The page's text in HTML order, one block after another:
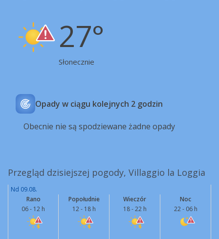
27°
Słonecznie
Opady w ciągu kolejnych 2 godzin
Obecnie nie są spodziewane żadne opady
Przegląd dzisiejszej pogody, Villaggio la Loggia
Nd 09.08.
Rano
06 - 12 h
Popołudnie
12 - 18 h
Wieczór
18 - 22 h
Noc
22 - 06 h